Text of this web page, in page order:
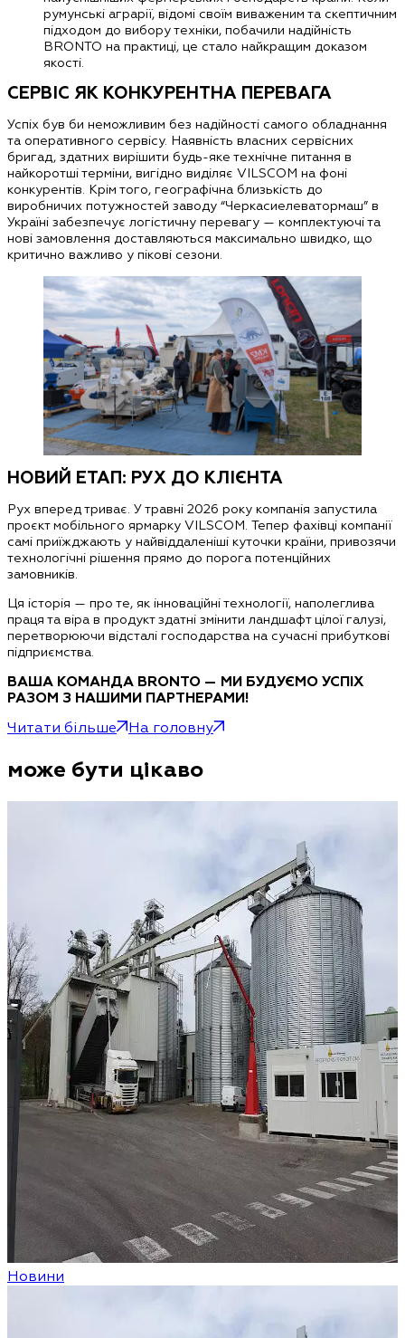
румунські аграрії, відомі своїм виваженим та скептичним
підходом до вибору техніки, побачили надійність
BRONTO на практиці, це стало найкращим доказом
якості.
СЕРВІС ЯК КОНКУРЕНТНА ПЕРЕВАГА
Успіх був би неможливим без надійності самого обладнання
та оперативного сервісу. Наявність власних сервісних
бригад, здатних вирішити будь-яке технічне питання в
найкоротші терміни, вигідно виділяє VILSCOM на фоні
конкурентів. Крім того, географічна близькість до
виробничих потужностей заводу “Черкасиелеватормаш” в
Україні забезпечує логістичну перевагу — комплектуючі та
нові замовлення доставляються максимально швидко, що
критично важливо у пікові сезони.
НОВИЙ ЕТАП: РУХ ДО КЛІЄНТА
Рух вперед триває. У травні 2026 року компанія запустила
проєктмобільного ярмарку VILSCOM . Тепер фахівці компанії
самі приїжджають у найвіддаленіші куточки країни, привозячи
технологічні рішення прямо до порога потенційних
замовників.
Ця історія — про те, як інноваційні технології, наполеглива
праця та віра в продукт здатні змінити ландшафт цілої галузі,
перетворюючи відсталі господарства на сучасні прибуткові
підприємства.
ВАША КОМАНДА BRONTO — МИ БУДУЄМО УСПІХ
РАЗОМ З НАШИМИ ПАРТНЕРАМИ!
Читати більше
На головну
може бути цікаво
Новини